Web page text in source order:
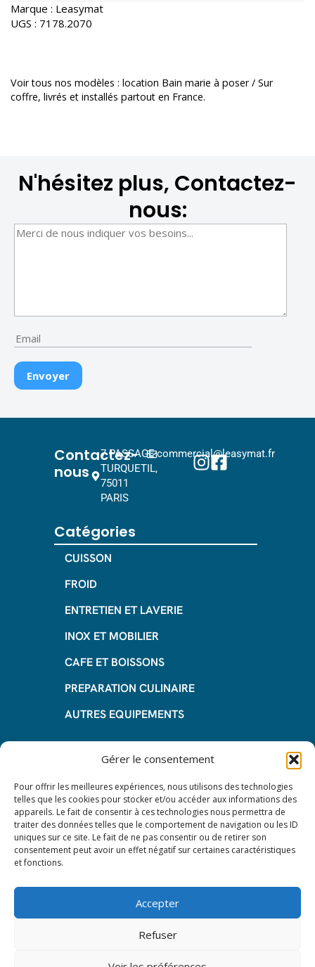
Gérer le consentement
Pour offrir les meilleures expériences, nous utilisons des technologies
telles que les cookies pour stocker et/ou accéder aux informations des
appareils. Le fait de consentir à ces technologies nous permettra de
traiter des données telles que le comportement de navigation ou les ID
uniques sur ce site. Le fait de ne pas consentir ou de retirer son
consentement peut avoir un effet négatif sur certaines caractéristiques
et fonctions.
Accepter
Refuser
Marque : Leasymat
UGS : 7178.2070
Voir tous nos modèles : location Bain marie à poser / Sur
coffre, livrés et installés partout en France.
N'hésitez plus, Contactez-
nous:
Contactez-
nous
7 PASSAGE
TURQUETIL,
75011
PARIS
commercial@leasymat.fr
Catégories
CUISSON
FROID
ENTRETIEN ET LAVERIE
INOX ET MOBILIER
CAFE ET BOISSONS
PREPARATION CULINAIRE
AUTRES EQUIPEMENTS
Informations
Questions fréquentes
Les avantages de la LOA
Les étapes du leasing de matériel
de restauration
Mentions Légales
Protection des données – RGPD